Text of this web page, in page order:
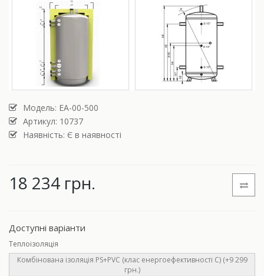
Модель: ЕА-00-500
Артикул: 10737
Наявність: Є в наявності
18 234 грн.
Доступні варіанти
Теплоізоляція
Комбінована ізоляція PS+PVC (клас енергоефективності С) (+9 299
грн.)